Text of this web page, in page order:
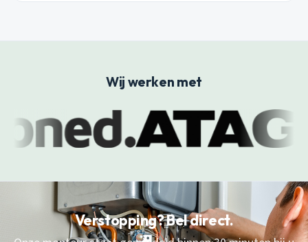
Wij werken met
Verstopping? Bel direct.